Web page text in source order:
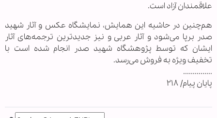
علاقمندان آزاد است.
هم‌چنین در حاشیه این همایش، نمایشگاه عکس و آثار شهید
صدر برپا می‌شود و آثار عربی و نیز جدید‌ترین ترجمه‌های آثار
ایشان که توسط پژوهشگاه شهید صدر انجام شده است با
تخفیف ویژه به فروش می‌رسد.
...............
پایان پیام/ ۲۱۸